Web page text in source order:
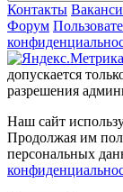
Контакты
Форум
допускается
разрешения
Наш сайт
Продолжая им
персональных